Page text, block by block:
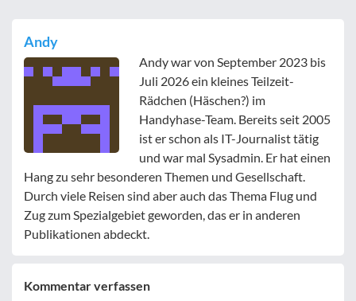
Andy
Andy war von September 2023 bis
Juli 2026 ein kleines Teilzeit-
Rädchen (Häschen?) im
Handyhase-Team. Bereits seit 2005
ist er schon als IT-Journalist tätig
und war mal Sysadmin. Er hat einen
Hang zu sehr besonderen Themen und Gesellschaft.
Durch viele Reisen sind aber auch das Thema Flug und
Zug zum Spezialgebiet geworden, das er in anderen
Publikationen abdeckt.
Kommentar verfassen